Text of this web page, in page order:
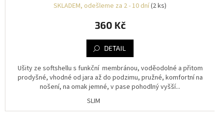
SKLADEM, odešleme za 2 - 10 dní(2 ks)
360 Kč
DETAIL
Ušity ze softshellu s funkční membránou, voděodolné a přitom
prodyšné, vhodné od jara až do podzimu, pružné, komfortní na
nošení, na omak jemné, v pase pohodlný vyšší...
SLIM